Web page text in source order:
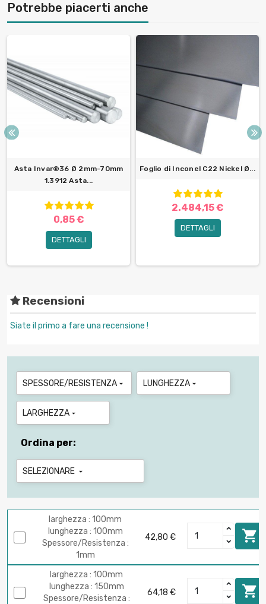
Potrebbe piacerti anche
Asta Invar®36 Ø 2mm-70mm
1.3912 Asta...
0,85 €
DETTAGLI
Foglio di Inconel C22 Nickel Ø...
2.484,15 €
DETTAGLI
Recensioni
Siate il primo a fare una recensione !
SPESSORE/RESISTENZA  LUNGHEZZA 
LARGHEZZA 
Ordina per:
SELEZIONARE 
larghezza : 100mm
lunghezza : 100mm
Spessore/Resistenza :
1mm
42,80 € 
larghezza : 100mm
lunghezza : 150mm
Spessore/Resistenza :
64,18 € 